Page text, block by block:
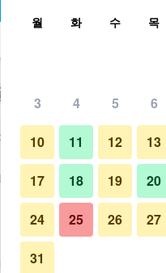
1박당 총액
230,752원
241,259원
월 화 수 목
3 4 5 6
10 11 12 13
17 18 19 20
24 25 26 27
31